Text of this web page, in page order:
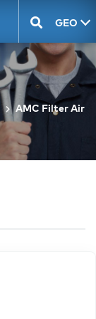
GEO
ENG
AMC Filter Air